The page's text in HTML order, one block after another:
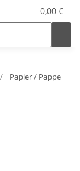
0,00 €
Papier / Pappe